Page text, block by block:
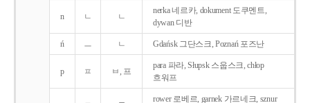
n ㄴ ㄴ
nerka 네르카, dokument 도쿠멘트,
dywan 디반
ń ㅡ ㄴ Gdańsk 그단스크, Poznań 포즈난
p ㅍ ㅂ, 프
para 파라, Słupsk 스웁스크, chłop
흐워프
rower 로베르, garnek 가르네크, sznur